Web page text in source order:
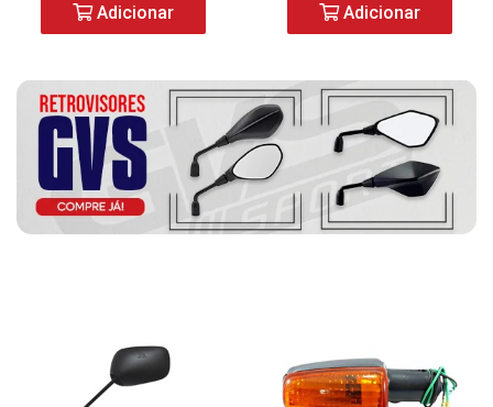
Adicionar Adicionar